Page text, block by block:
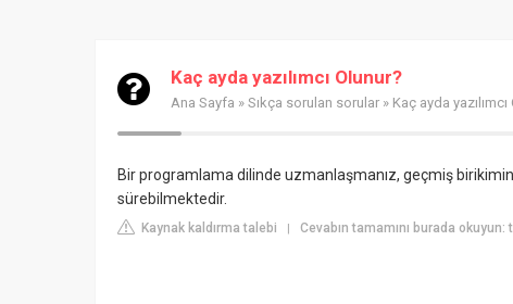
Kaç ayda yazılımcı Olunur?
Ana Sayfa » Sıkça sorulan sorular » Kaç ayda yazılımcı
Bir programlama dilinde uzmanlaşmanız, geçmiş
sürebilmektedir.
Kaynak kaldırma talebi | Cevabın tamamını burada okuyun: